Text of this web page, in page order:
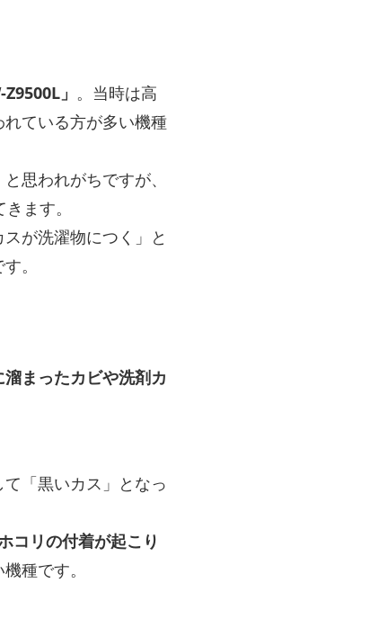
」 。当時は高
ている方が多い機種
思われがちですが、
ます。
が洗濯物につく」と
。
まったカビや洗剤カ
「黒いカス」となっ
コリの付着が起こり
種です。